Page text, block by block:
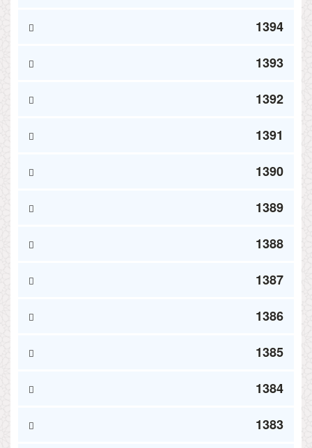
1394
1393
1392
1391
1390
1389
1388
1387
1386
1385
1384
1383